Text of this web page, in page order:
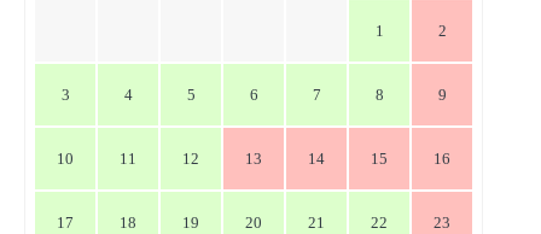
1 2
3 4 5 6 7 8 9
10 11 12 13 14 15 16
17 18 19 20 21 22 23